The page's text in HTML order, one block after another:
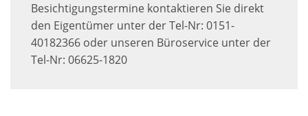
Besichtigungstermine kontaktieren Sie direkt
den Eigentümer unter der Tel-Nr: 0151-
40182366 oder unseren Büroservice unter der
Tel-Nr: 06625-1820